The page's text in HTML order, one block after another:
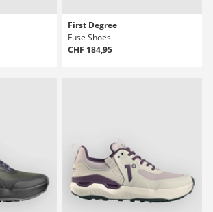
First Degree
Fuse Shoes
CHF 184,95